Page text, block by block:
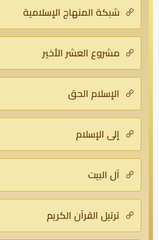
شبكة المنهاج الإسلامية
مشروع العشر الأخير
الإسلام الحق
إلى الإسلام
آل البيت
ترتيل القرآن الكريم